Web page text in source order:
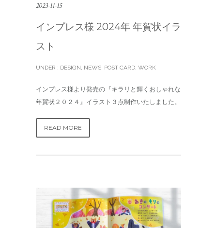
2023-11-15
インプレス様 2024年 年賀状イラ
スト
UNDER : DESIGN NEWS POST CARD WORK
インプレス様より発売の『キラリと輝くおしゃれな
年賀状２０２４』イラスト３点制作いたしました。
READ MORE